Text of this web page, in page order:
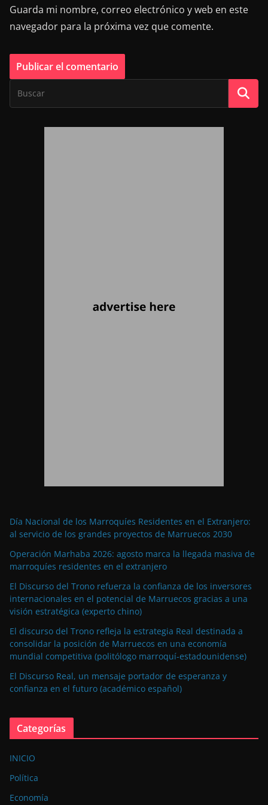
Guarda mi nombre, correo electrónico y web en este
navegador para la próxima vez que comente.
Día Nacional de los Marroquíes Residentes en el Extranjero:
al servicio de los grandes proyectos de Marruecos 2030
Operación Marhaba 2026: agosto marca la llegada masiva de
marroquíes residentes en el extranjero
El Discurso del Trono refuerza la confianza de los inversores
internacionales en el potencial de Marruecos gracias a una
visión estratégica (experto chino)
El discurso del Trono refleja la estrategia Real destinada a
consolidar la posición de Marruecos en una economía
mundial competitiva (politólogo marroquí-estadounidense)
El Discurso Real, un mensaje portador de esperanza y
confianza en el futuro (académico español)
Categorías
INICIO
Política
Economía